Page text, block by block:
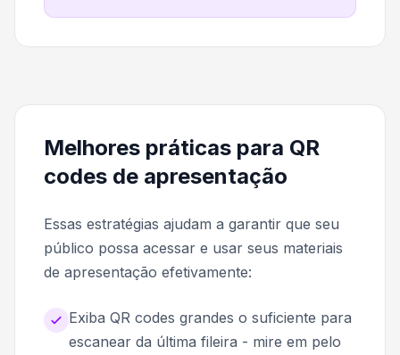
Melhores práticas para QR
codes de apresentação
Essas estratégias ajudam a garantir que seu
público possa acessar e usar seus materiais
de apresentação efetivamente:
Exiba QR codes grandes o suficiente para
escanear da última fileira - mire em pelo